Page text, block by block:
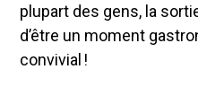
plupart des gens, la
d’être un moment
convivial !